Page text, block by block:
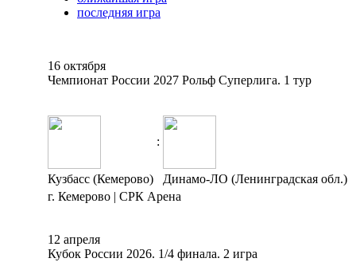
последняя игра
16 октября
Чемпионат России 2027 Рольф Суперлига. 1 тур
:
Кузбасс (Кемерово)
Динамо-ЛО (Ленинградская обл.)
г. Кемерово | СРК Арена
12 апреля
Кубок России 2026. 1/4 финала. 2 игра